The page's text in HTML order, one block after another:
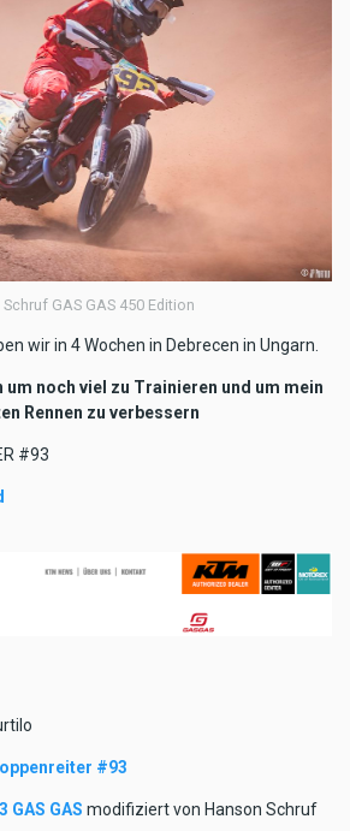
GAS GAS 450 Edition
wir in 4 Wochen in Debrecen in Ungarn.
um noch viel zu Trainieren und um mein
Rennen zu verbessern
#93
#93
GAS GAS modifiziert von Hanson Schruf